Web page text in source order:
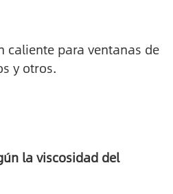
caliente para ventanas de
y otros.
la viscosidad del